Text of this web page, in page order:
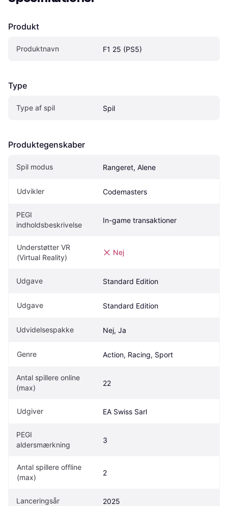
Produkt
Produktnavn F1 25 (PS5)
Type
Type af spil Spil
Produktegenskaber
Spil modus Rangeret, Alene
Udvikler Codemasters
PEGI
indholdsbeskrivelse
In-game transaktioner
Understøtter VR
(Virtual Reality)
Nej
Udgave Standard Edition
Udgave Standard Edition
Udvidelsespakke Nej, Ja
Genre Action, Racing, Sport
Antal spillere online
(max)
22
Udgiver EA Swiss Sarl
PEGI
aldersmærkning
3
Antal spillere offline
(max)
2
Lanceringsår 2025